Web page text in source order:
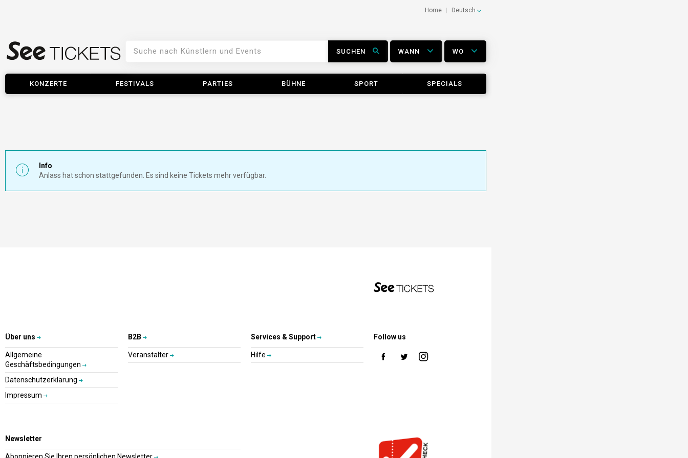
Home Deutsch
SUCHEN WANN WO
KONZERTE FESTIVALS PARTIES BÜHNE SPORT SPECIALS
Info
Anlass hat schon stattgefunden. Es sind keine Tickets mehr verfügbar.
Über uns
Allgemeine
Geschäftsbedingungen
Datenschutzerklärung
Impressum
B2B
Veranstalter
Services & Support
Hilfe
Follow us
Newsletter